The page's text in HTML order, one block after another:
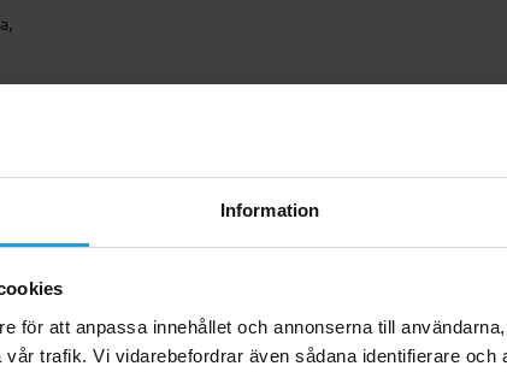
Information
för att anpassa innehållet och annonserna till
trafik. Vi vidarebefordrar även sådana identifierare och
KÖP